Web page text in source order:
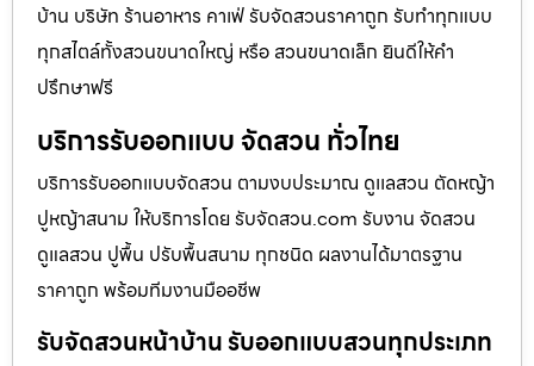
บ้าน บริษัท ร้านอาหาร คาเฟ่ รับจัดสวนราคาถูก รับทำทุกแบบ
ทุกสไตล์ทั้งสวนขนาดใหญ่ หรือ สวนขนาดเล็ก ยินดีให้คำ
ปรึกษาฟรี
บริการรับออกแบบ จัดสวน ทั่วไทย
บริการรับออกแบบจัดสวน ตามงบประมาณ ดูเเลสวน ตัดหญ้า
ปูหญ้าสนาม ให้บริการโดย รับจัดสวน.com รับงาน จัดสวน
ดูแลสวน ปูพื้น ปรับพื้นสนาม ทุกชนิด ผลงานได้มาตรฐาน
ราคาถูก พร้อมทีมงานมืออชีพ
รับจัดสวนหน้าบ้าน รับออกแบบสวนทุกประเภท